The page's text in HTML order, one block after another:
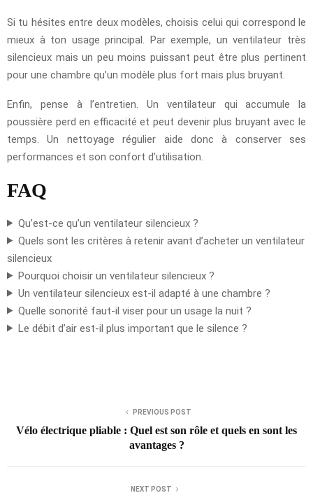
Si tu hésites entre deux modèles, choisis celui qui correspond le
mieux à ton usage principal. Par exemple, un ventilateur très
silencieux mais un peu moins puissant peut être plus pertinent
pour une chambre qu’un modèle plus fort mais plus bruyant.
Enfin, pense à l’entretien. Un ventilateur qui accumule la
poussière perd en efficacité et peut devenir plus bruyant avec le
temps. Un nettoyage régulier aide donc à conserver ses
performances et son confort d’utilisation.
FAQ
Qu’est-ce qu’un ventilateur silencieux ?
Quels sont les critères à retenir avant d’acheter un ventilateur
silencieux
Pourquoi choisir un ventilateur silencieux ?
Un ventilateur silencieux est-il adapté à une chambre ?
Quelle sonorité faut-il viser pour un usage la nuit ?
Le débit d’air est-il plus important que le silence ?
PREVIOUS POST
Vélo électrique pliable : Quel est son rôle et quels en sont les
avantages ?
NEXT POST